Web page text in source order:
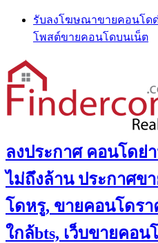
Skip
content
รับลงโฆษณาขายคอนโด
โพสต์ขายคอนโดบนเน็ต
ลงประกาศ คอนโดย่
ไม่ถึงล้าน ประกาศข
โดหรู, ขายคอนโดร
ใกล้bts, เว็บขายคอ